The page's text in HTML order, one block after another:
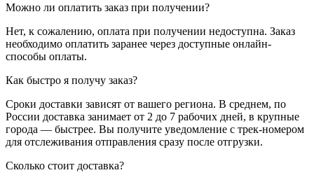
Можно ли оплатить заказ при получении?
Нет, к сожалению, оплата при получении недоступна. Заказ
необходимо оплатить заранее через доступные онлайн-
способы оплаты.
Как быстро я получу заказ?
Сроки доставки зависят от вашего региона. В среднем, по
России доставка занимает от 2 до 7 рабочих дней, в крупные
города — быстрее. Вы получите уведомление с трек-номером
для отслеживания отправления сразу после отгрузки.
Сколько стоит доставка?